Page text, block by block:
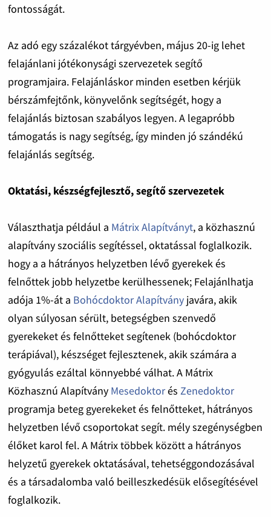
fontosságát.
Az adó egy százalékot tárgyévben, május 20-ig lehet
felajánlani jótékonysági szervezetek segítő
programjaira. Felajánláskor minden esetben kérjük
bérszámfejtőnk, könyvelőnk segítségét, hogy a
felajánlás biztosan szabályos legyen. A legapróbb
támogatás is nagy segítség, így minden jó szándékú
felajánlás segítség.
Oktatási, készségfejlesztő, segítő szervezetek
Választhatja például a Mátrix Alapítványt,a közhasznú
alapítvány szociális segítéssel, oktatással foglalkozik.
hogy a a hátrányos helyzetben lévő gyerekek és
felnőttek jobb helyzetbe kerülhessenek; Felajánlhatja
adója 1%-át a Bohócdoktor Alapítványjavára, akik
olyan súlyosan sérült, betegségben szenvedő
gyerekeket és felnőtteket segítenek (bohócdoktor
terápiával), készséget fejlesztenek, akik számára a
gyógyulás ezáltal könnyebbé válhat. A Mátrix
Közhasznú Alapítvány Mesedoktorés Zenedoktor
programja beteg gyerekeket és felnőtteket, hátrányos
helyzetben lévő csoportokat segít. mély szegénységben
élőket karol fel. A Mátrix többek között a hátrányos
helyzetű gyerekek oktatásával, tehetséggondozásával
és a társadalomba való beilleszkedésük elősegítésével
foglalkozik.